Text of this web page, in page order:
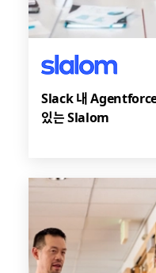
Slack 내 Agentforce
있는 Slalom